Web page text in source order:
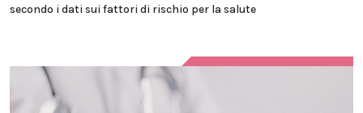
secondo i dati sui fattori di rischio per la salute